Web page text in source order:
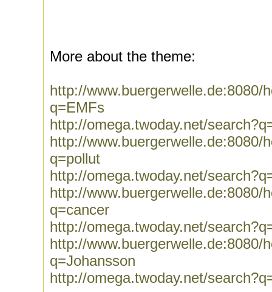
More about the theme:
http://www.buergerwelle.de:8080/
q=EMFs
http://omega.twoday.net/
http://www.buergerwelle.de:8080/
q=pollut
http://omega.twoday.net/
http://www.buergerwelle.de:8080/
q=cancer
http://omega.twoday.net/
http://www.buergerwelle.de:8080/
q=Johansson
http://omega.twoday.net/